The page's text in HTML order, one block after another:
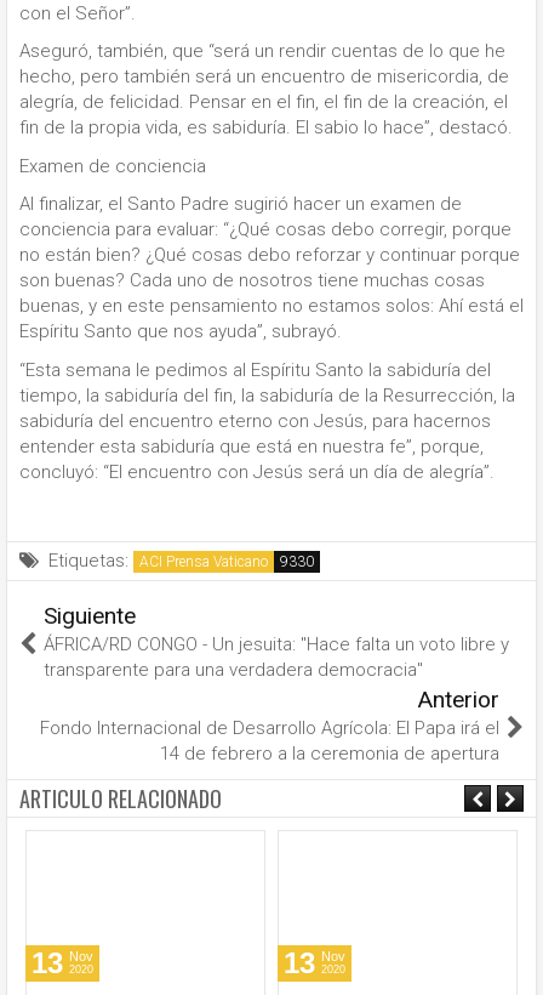
con el Señor”.
Aseguró, también, que “será un rendir cuentas de lo que he
hecho, pero también será un encuentro de misericordia, de
alegría, de felicidad. Pensar en el fin, el fin de la creación, el
fin de la propia vida, es sabiduría. El sabio lo hace”, destacó.
Examen de conciencia
Al finalizar, el Santo Padre sugirió hacer un examen de
conciencia para evaluar: “¿Qué cosas debo corregir, porque
no están bien? ¿Qué cosas debo reforzar y continuar porque
son buenas? Cada uno de nosotros tiene muchas cosas
buenas, y en este pensamiento no estamos solos: Ahí está el
Espíritu Santo que nos ayuda”, subrayó.
“Esta semana le pedimos al Espíritu Santo la sabiduría del
tiempo, la sabiduría del fin, la sabiduría de la Resurrección, la
sabiduría del encuentro eterno con Jesús, para hacernos
entender esta sabiduría que está en nuestra fe”, porque,
concluyó: “El encuentro con Jesús será un día de alegría”.
Etiquetas: ACI Prensa Vaticano
Siguiente
ÁFRICA/RD CONGO - Un jesuita: "Hace falta un voto libre y
transparente para una verdadera democracia"
Anterior
Fondo Internacional de Desarrollo Agrícola: El Papa irá el
14 de febrero a la ceremonia de apertura
ARTICULO RELACIONADO
13 Nov
2020 13 Nov
2020